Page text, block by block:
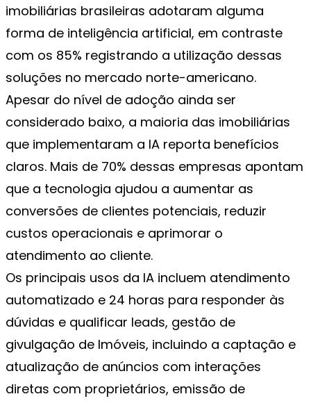
imobiliárias brasileiras adotaram alguma
forma de inteligência artificial, em contraste
com os 85% registrando a utilização dessas
soluções no mercado norte-americano.
Apesar do nível de adoção ainda ser
considerado baixo, a maioria das imobiliárias
que implementaram a IA reporta benefícios
claros. Mais de 70% dessas empresas apontam
que a tecnologia ajudou a aumentar as
conversões de clientes potenciais, reduzir
custos operacionais e aprimorar o
atendimento ao cliente.
Os principais usos da IA incluem atendimento
automatizado e 24 horas para responder às
dúvidas e qualificar leads, gestão de
givulgação de Imóveis, incluindo a captação e
atualização de anúncios com interações
diretas com proprietários, emissão de